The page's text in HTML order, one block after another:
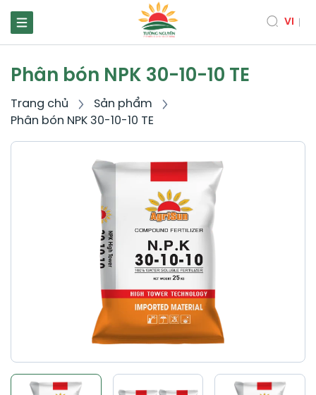
VI
Phân bón NPK 30-10-10 TE
Trang chủ
Sản phẩm
Phân bón NPK 30-10-10 TE